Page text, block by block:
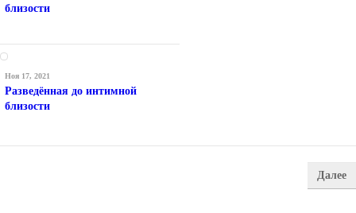
близости
Ноя 17, 2021
Разведённая до интимной
близости
Далее